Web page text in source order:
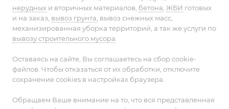
нерудных и вторичных материалов, бетона ЖБИ готовых
и на заказ, вывоз грунта , вывоз снежных масс,
механизированная уборка территорий, а так же услуги по
вывозу строительного мусора
Оставаясь на сайте, Вы соглашаетесь на сбор cookie-
файлов. Чтобы отказаться от их обработки, отключите
сохранение cookies в настройках браузера.
Обращаем Ваше внимание на то, что вся представленная